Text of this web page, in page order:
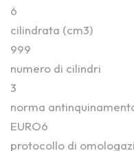
6
cilindrata (cm3)
999
numero di cilindri
3
norma
EURO6
protocollo di